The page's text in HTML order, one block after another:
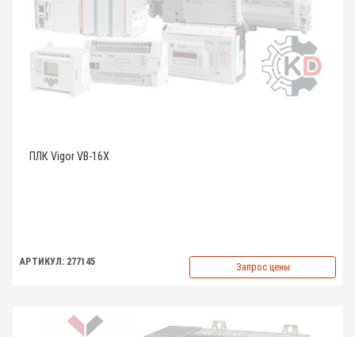
ПЛК Vigor VB-16X
АРТИКУЛ: 277145 Запрос цены